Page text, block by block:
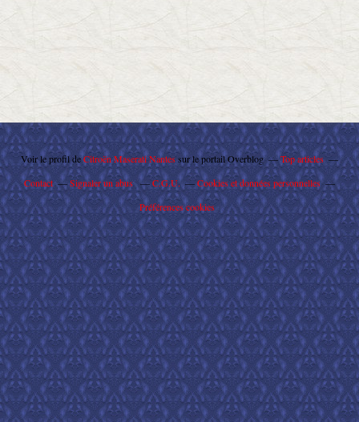
Voir le profil deCitroën Maserati Nantessur le portail Overblog
Top articles
Contact
Signaler un abus C.G.U.
Cookies et données personnelles
Préférences cookies